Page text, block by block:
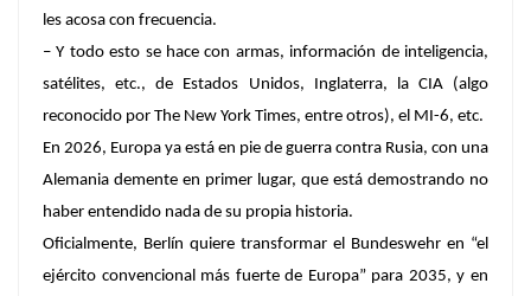
les acosa con frecuencia.
– Y todo esto se hace con armas, información de inteligencia,
satélites, etc., de Estados Unidos, Inglaterra, la CIA (algo
reconocido por The New York Times, entre otros), el MI-6, etc.
En 2026, Europa ya está en pie de guerra contra Rusia, con una
Alemania demente en primer lugar, que está demostrando no
haber entendido nada de su propia historia.
Oficialmente, Berlín quiere transformar el Bundeswehr en “el
ejército convencional más fuerte de Europa” para 2035, y en